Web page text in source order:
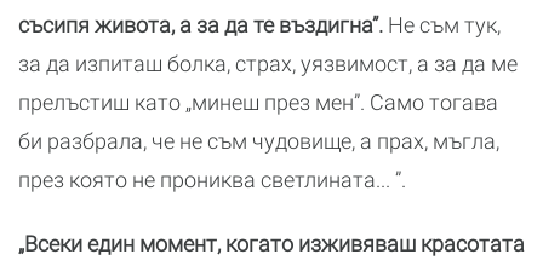
съсипя живота, а за да те въздигна”. Не съм тук,
за да изпиташ болка, страх, уязвимост, а за да ме
прелъстиш като „минеш през мен”. Само тогава
би разбрала, че не съм чудовище, а прах, мъгла,
през която не прониква светлината... ”.
„Всеки един момент, когато изживяваш красотата